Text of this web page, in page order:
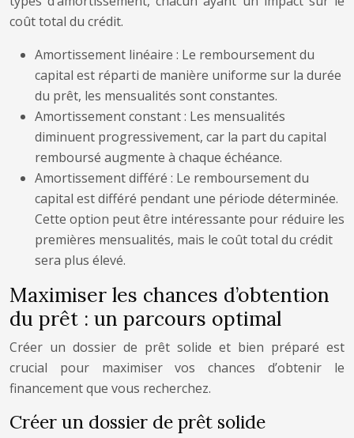
coût total du crédit.
Amortissement linéaire : Le remboursement du
capital est réparti de manière uniforme sur la durée
du prêt, les mensualités sont constantes.
Amortissement constant : Les mensualités
diminuent progressivement, car la part du capital
remboursé augmente à chaque échéance.
Amortissement différé : Le remboursement du
capital est différé pendant une période déterminée.
Cette option peut être intéressante pour réduire les
premières mensualités, mais le coût total du crédit
sera plus élevé.
Maximiser les chances d’obtention
du prêt : un parcours optimal
Créer un dossier de prêt solide et bien préparé est
crucial pour maximiser vos chances d’obtenir le
financement que vous recherchez.
Créer un dossier de prêt solide